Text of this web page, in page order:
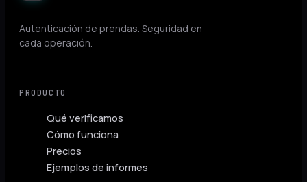
Autenticación de prendas. Seguridad en
cada operación.
PRODUCTO
Qué verificamos
Cómo funciona
Precios
Ejemplos de informes